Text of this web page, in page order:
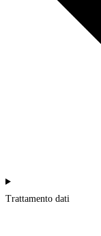
Trattamento dati